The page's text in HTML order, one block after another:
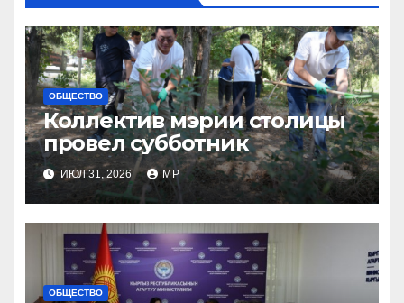
ОБЩЕСТВО
Коллектив мэрии столицы
провел субботник
ИЮЛ 31, 2026 MP
ОБЩЕСТВО